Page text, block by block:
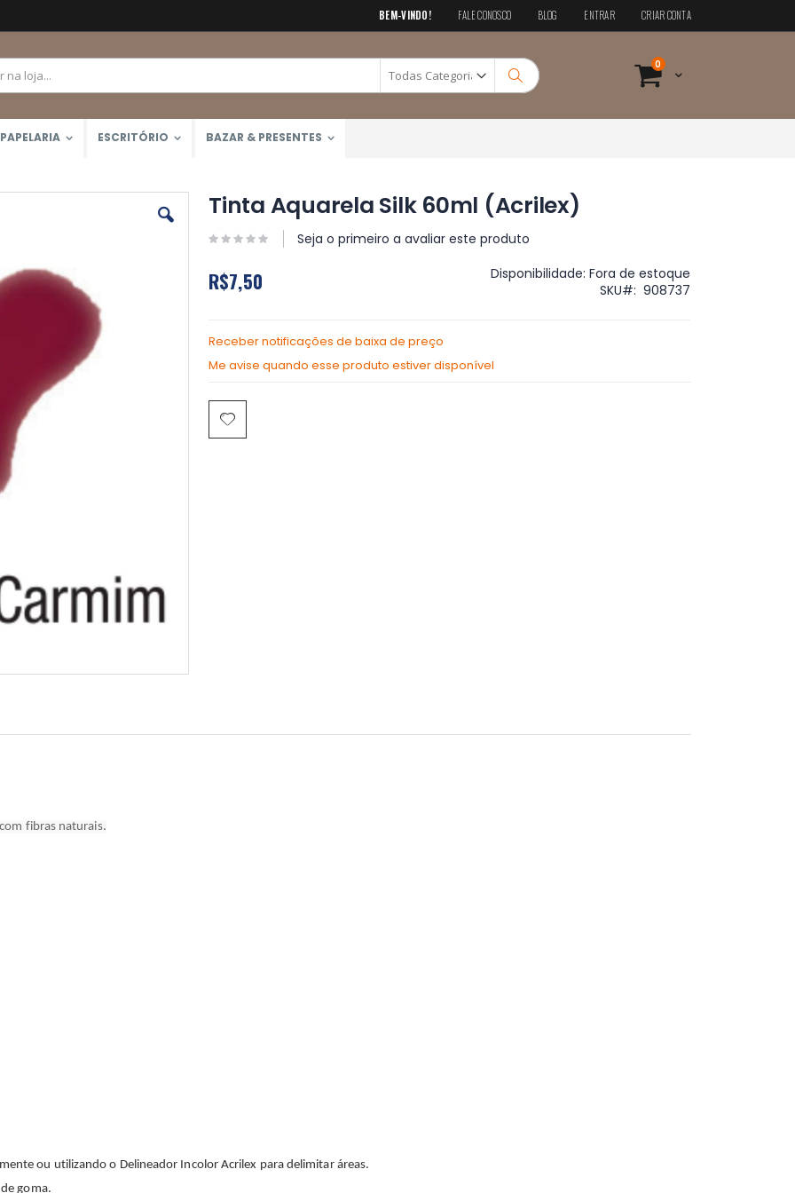
BEM-VINDO! FALE CONOSCO BLOG ENTRAR CRIAR CONTA
Cart
0 itens
Pesquisa
PAPELARIA ESCRITÓRIO BAZAR & PRESENTES
Tinta Aquarela Silk 60ml (Acrilex)
Seja o primeiro a avaliar este produto
R$7,50 Disponibilidade: Fora de estoque
SKU
908737
Receber notificações de baixa de preço
Me avise quando esse produto estiver disponível
fibras naturais.
ou utilizando o Delineador Incolor Acrilex para delimitar áreas.
goma.